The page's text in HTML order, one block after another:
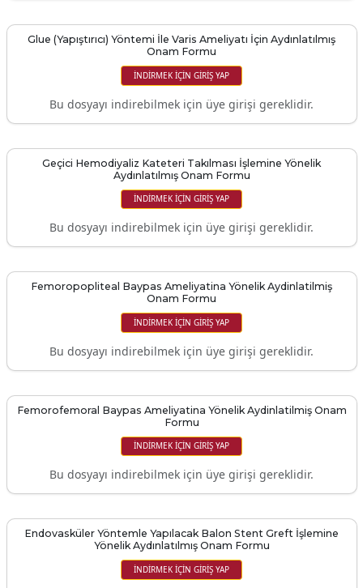
Glue (Yapıştırıcı) Yöntemi İle Varis Ameliyatı İçin Aydınlatılmış
Onam Formu
İNDIRMEK IÇIN GIRIŞ YAP
Bu dosyayı indirebilmek için üye girişi gereklidir.
Geçici Hemodiyaliz Kateteri Takılması İşlemine Yönelik
Aydınlatılmış Onam Formu
İNDIRMEK IÇIN GIRIŞ YAP
Bu dosyayı indirebilmek için üye girişi gereklidir.
Femoropopliteal Baypas Ameliyatina Yönelik Aydinlatilmiş
Onam Formu
İNDIRMEK IÇIN GIRIŞ YAP
Bu dosyayı indirebilmek için üye girişi gereklidir.
Femorofemoral Baypas Ameliyatina Yönelik Aydinlatilmiş Onam
Formu
İNDIRMEK IÇIN GIRIŞ YAP
Bu dosyayı indirebilmek için üye girişi gereklidir.
Endovasküler Yöntemle Yapılacak Balon Stent Greft İşlemine
Yönelik Aydınlatılmış Onam Formu
İNDIRMEK IÇIN GIRIŞ YAP